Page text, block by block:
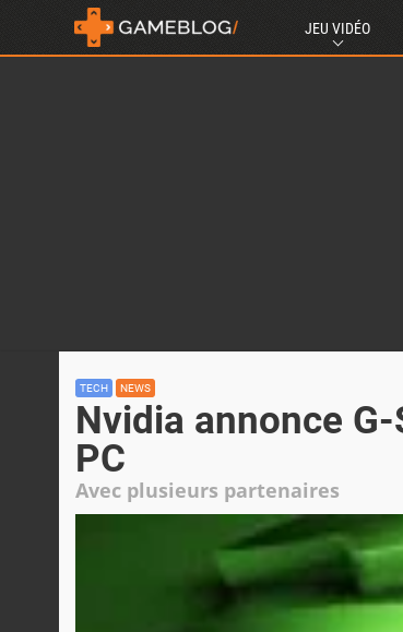
JEU VIDÉO
TECH NEWS
Nvidia annonce
PC
Avec plusieurs partenaires